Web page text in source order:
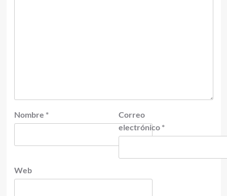
Nombre *
Correo
electrónico *
Web